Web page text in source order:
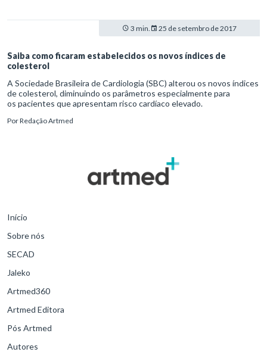
3 min. 25 de setembro de 2017
Saiba como ficaram estabelecidos os novos índices de
colesterol
A Sociedade Brasileira de Cardiologia (SBC) alterou os novos índices
de colesterol, diminuindo os parâmetros especialmente para
os pacientes que apresentam risco cardíaco elevado.
PorRedação Artmed
Início
Sobre nós
SECAD
Jaleko
Artmed360
Artmed Editora
Pós Artmed
Autores